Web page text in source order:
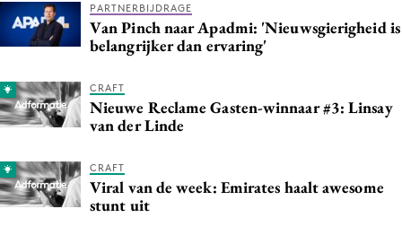
PARTNERBIJDRAGE
Van Pinch naar Apadmi: 'Nieuwsgierigheid is
belangrijker dan ervaring'
CRAFT
Nieuwe Reclame Gasten-winnaar #3: Linsay
van der Linde
CRAFT
Viral van de week: Emirates haalt awesome
stunt uit